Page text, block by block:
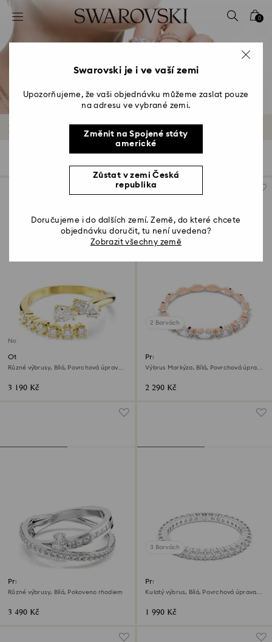
Seznam přístupových kódů
0 – Záhlaví
4 – Výsledky vyhledávání
0
Band Rings
Novinka
Otevřený prsten Mesmera
Různé výbrusy, Bílá, Povrchová úprava z
3 190 Kč
2 Barvách
Prsten Matrix Vittore
Výbrus Markýza, Bílá, Povrchová úprava
2 290 Kč
Prsten Hyperbola
Různé výbrusy, Bílá, Pokoveno rhodiem
3 490 Kč
3 Barvách
Prsten Matrix Vittore
Kulatý výbrus, Bílá, Povrchová úprava
1 990 Kč
Swarovski je i ve vaší zemi
Upozorňujeme, že vaši objednávku můžeme zaslat pouze
na adresu ve vybrané zemi.
Změnit na Spojené státy
americké
Zůstat v zemi Česká
republika
Doručujeme i do dalších zemí. Země, do které chcete
objednávku doručit, tu není uvedena?
Zobrazit všechny země